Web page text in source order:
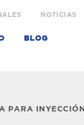
NOTICIAS
BLOG
PARA INYECCIÓN